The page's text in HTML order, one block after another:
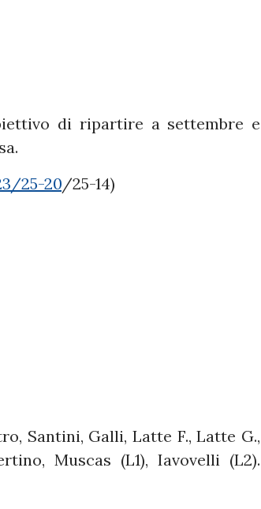
di ripartire a settembre e
25-20/25-14)
Santini, Galli, Latte F., Latte G.,
Muscas (L1), Iavovelli (L2).